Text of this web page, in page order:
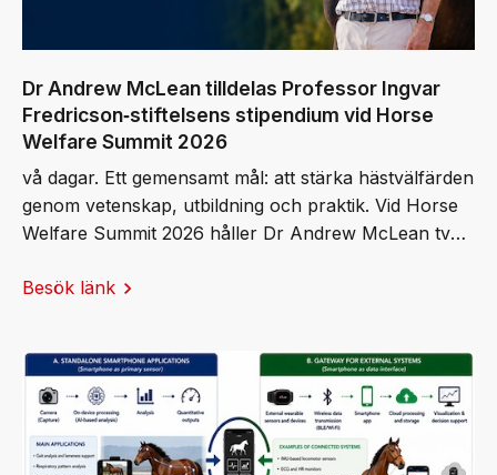
Dr Andrew McLean tilldelas Professor Ingvar
Fredricson‑stiftelsens stipendium vid Horse
Welfare Summit 2026
vå dagar. Ett gemensamt mål: att stärka hästvälfärden
genom vetenskap, utbildning och praktik. Vid Horse
Welfare Summit 2026 håller Dr Andrew McLean två
Fredricson-stiftelsens stipendium.
Besök länk